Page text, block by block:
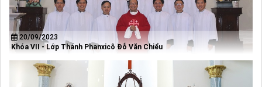
20/09/2023
Khóa VII - Lớp Thánh Phanxicô Đỗ Văn Chiểu